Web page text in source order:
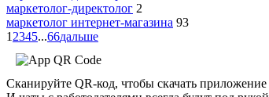
маркетолог-директолог 2
маркетолог интернет-магазина 93
1 2345...66дальше
Сканируйте QR-код, чтобы скачать приложение